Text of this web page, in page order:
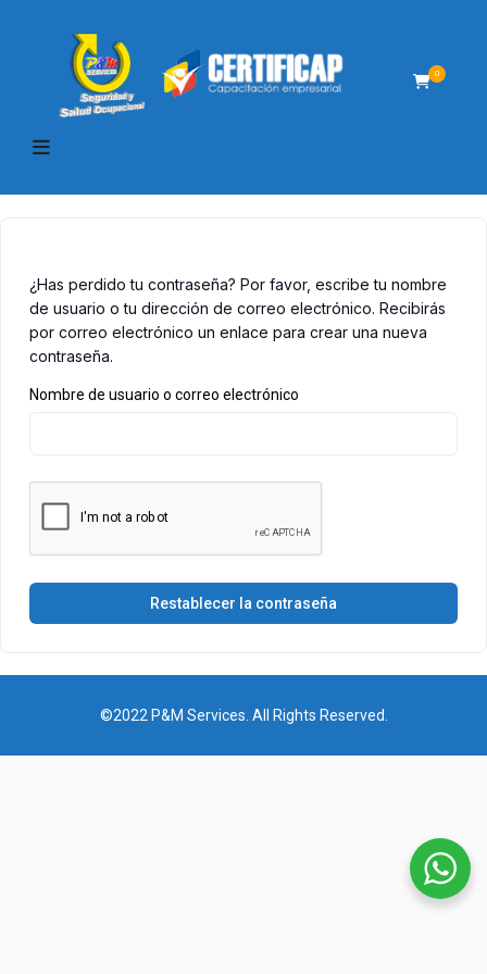
0
¿Has perdido tu contraseña? Por favor, escribe tu nombre
de usuario o tu dirección de correo electrónico. Recibirás
por correo electrónico un enlace para crear una nueva
contraseña.
Nombre de usuario o correo electrónico
Restablecer la contraseña
©2022 P&M Services. All Rights Reserved.